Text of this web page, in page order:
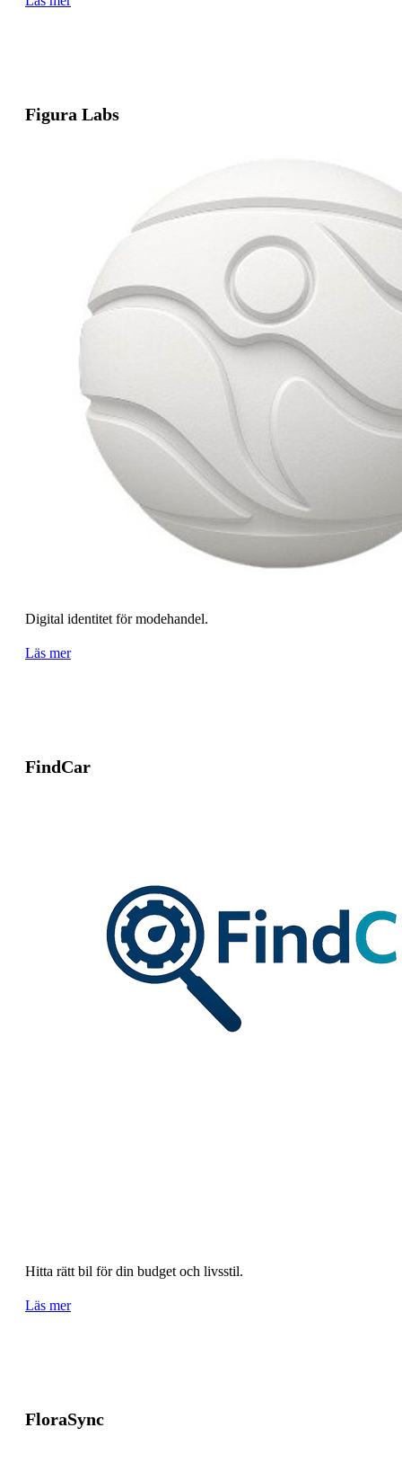
Figura Labs
Digital identitet för modehandel.
Läs mer
FindCar
Hitta rätt bil för din budget och livsstil.
Läs mer
FloraSync